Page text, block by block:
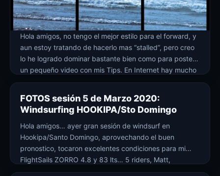
Hola amigos, no tengo el mejor estilo para el forward, y
aun estoy tratando de hacerlo mas “stalled”, pero creo
lo he logrado dominar bastante bien como para postear
un pequeño video con mis Tips. En Internet hay mucho
material de videos instruccionales para el forward
FOTOS sesión 5 de Marzo 2020:
Windsurfing HOOKIPA/Sto Domingo
Hola amigos… ayer gran sesión de windsurf en
Hookipa/Santo Domingo, aprovechando el buen
pronostico, tocaron excelentes condiciones para mi
FlightSails ZORRO 4.8 y 83 lts… 5 riders, Matt,
Francisco, Rodrigo, Adrian y yo. Larga vuelta eso si, ya